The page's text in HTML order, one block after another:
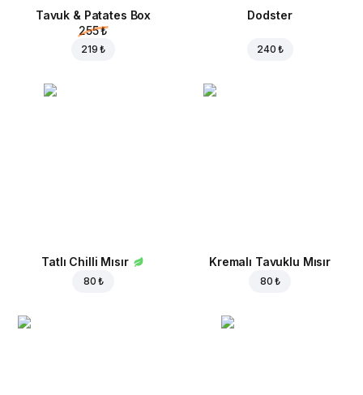
Tavuk & Patates Box
255 ₺
219 ₺
Dodster
240 ₺
Tatlı Chilli Mısır
80 ₺
Kremalı Tavuklu Mısır
80 ₺